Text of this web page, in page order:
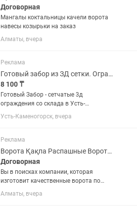
Договорная
Мангалы коктальницы качели ворота
навесы козырьки на заказ
Алматы, вчера
Реклама
Готовый забор из ЗД сетки. Ограждения, калитки, ворота в наличии, со склада
8 100 ₸
Готовый Забор - сетчатые 3д
ограждения со склада в Усть-
Каменогорске. Наличие. Ждать не
надо. Отгрузка 15минут. Дешевле
заборов на 50% Высоты ограждения в
наличии:...
Усть-Каменогорск, вчера
Реклама
Ворота Қақпа Распашные Ворота Хайтек Варота
Договорная
Вы в поисках компании, которая
изготовит качественные ворота по
оптимальной цене? Mы прeдлагaeм
изгoтовлeниe нa закaз воpoта
Алматы, вчера